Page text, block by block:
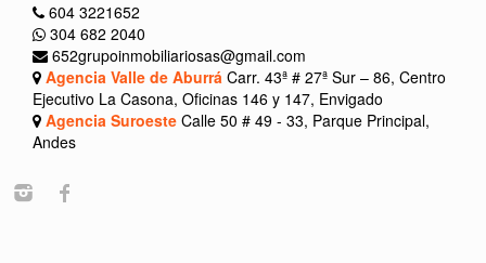
604 3221652
304 682 2040
652grupoinmobiliariosas@gmail.com
Agencia Valle de Aburrá Carr. 43ª # 27ª Sur – 86, Centro
Ejecutivo La Casona, Oficinas 146 y 147, Envigado
Agencia Suroeste Calle 50 # 49 - 33, Parque Principal,
Andes